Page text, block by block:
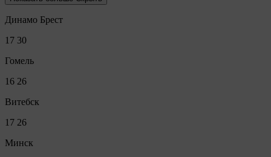
Динамо Брест
17 30
Гомель
16 26
Витебск
17 26
Минск